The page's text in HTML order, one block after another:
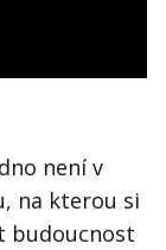
není v
na kterou si
budoucnost